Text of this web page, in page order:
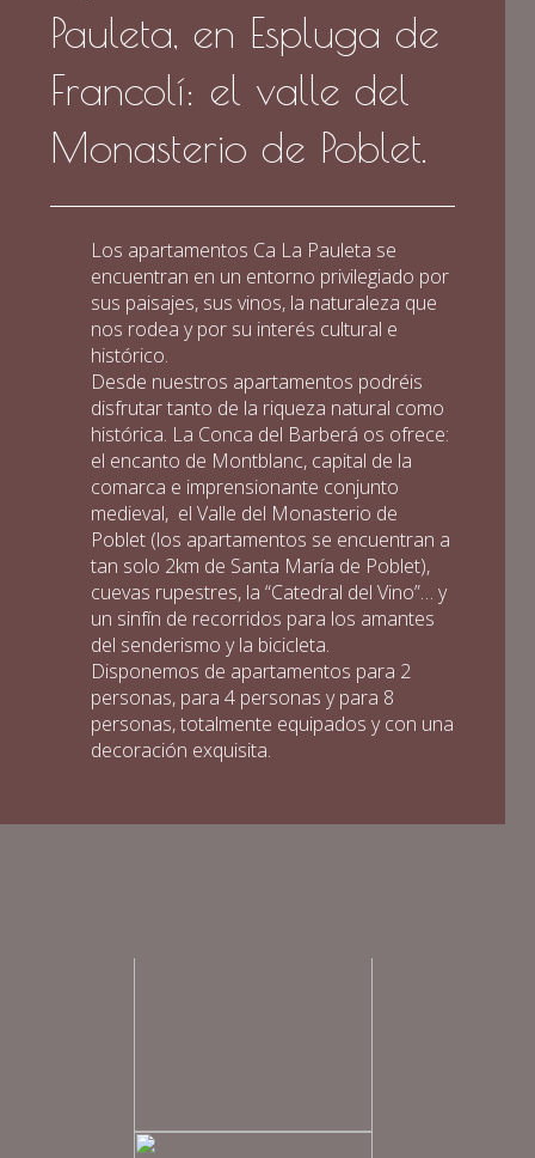
Pauleta, en Espluga de
Francolí: el valle del
Monasterio de Poblet.
Los apartamentos Ca La Pauleta se
encuentran en un entorno privilegiado por
sus paisajes, sus vinos, la naturaleza que
nos rodea y por su interés cultural e
histórico.
Desde nuestros apartamentos podréis
disfrutar tanto de la riqueza natural como
histórica. La Conca del Barberá os ofrece:
el encanto de Montblanc, capital de la
comarca e imprensionante conjunto
medieval, el Valle del Monasterio de
Poblet (los apartamentos se encuentran a
tan solo 2km de Santa María de Poblet),
cuevas rupestres, la “Catedral del Vino”… y
un sinfín de recorridos para los amantes
del senderismo y la bicicleta.
Disponemos de apartamentos para 2
personas, para 4 personas y para 8
personas, totalmente equipados y con una
decoración exquisita.